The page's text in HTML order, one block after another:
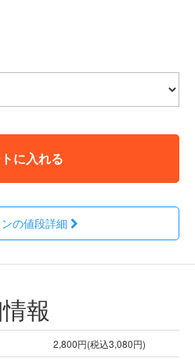
に入れる
の値段詳細
報
2,800円(税込3,080円)